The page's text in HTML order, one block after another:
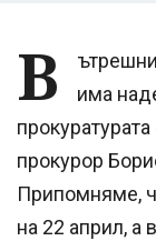
В
има
прокурор
Припомняме,
на 22 април, а